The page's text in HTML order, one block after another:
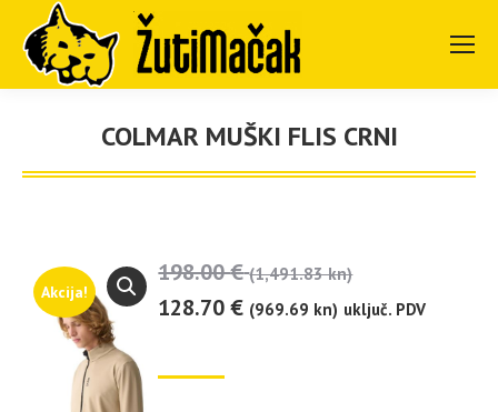
COLMAR MUŠKI FLIS CRNI
You are here:
Akcija!
198.00€ (1,491.83 kn)
128.70€ (969.69 kn) uključ. PDV